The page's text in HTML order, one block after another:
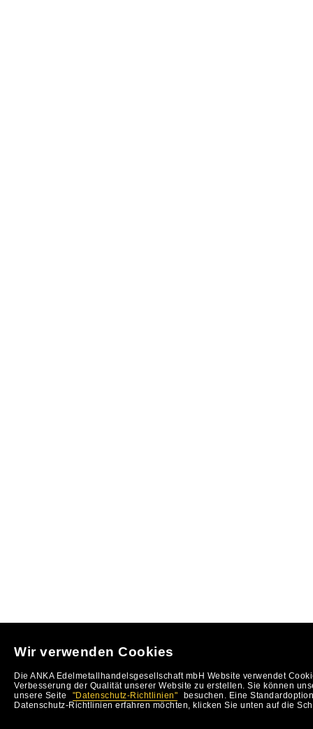
Wir verwenden Cookies
Die ANKA Edelmetallhandelsgesellschaft mbH Website verwendet
Verbesserung der Qualität unserer Website zu erstellen. Sie können
unsere Seite
"Datenschutz-Richtlinien"
besuchen. Eine
Datenschutz-Richtlinien erfahren möchten, klicken Sie unten auf die